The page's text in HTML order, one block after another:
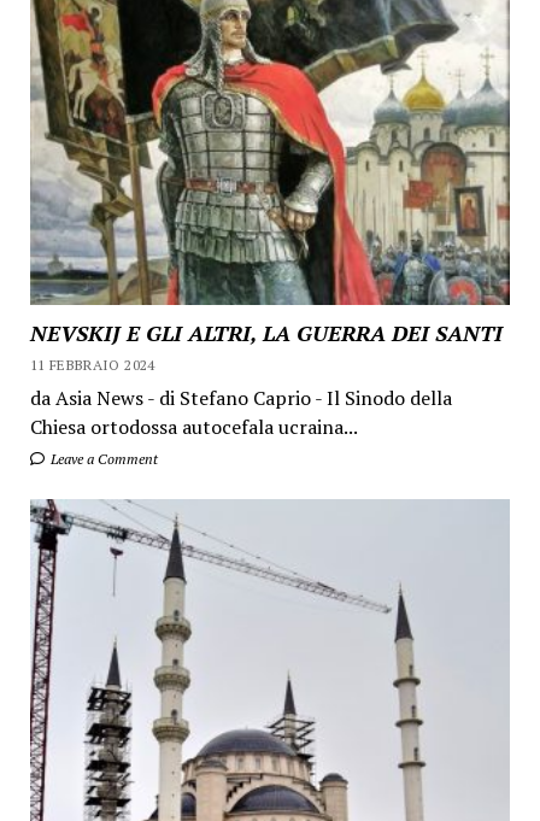
NEVSKIJ E GLI ALTRI, LA GUERRA DEI SANTI
11 FEBBRAIO 2024
da Asia News - di Stefano Caprio - Il Sinodo della
Chiesa ortodossa autocefala ucraina...
Leave a Comment